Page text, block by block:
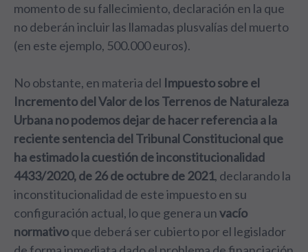
momento de su fallecimiento, declaración en la que
no deberán incluir las llamadas plusvalías del muerto
(en este ejemplo, 500.000 euros).
No obstante, en materia del Impuesto sobre el
Incremento del Valor de los Terrenos de Naturaleza
Urbana no podemos dejar de hacer referencia a la
reciente sentencia del Tribunal Constitucional que
ha estimado la cuestión de inconstitucionalidad
4433/2020, de 26 de octubre de 2021, declarando la
inconstitucionalidad de este impuesto en su
configuración actual, lo que genera unvacío
normativoque deberá ser cubierto por el legislador